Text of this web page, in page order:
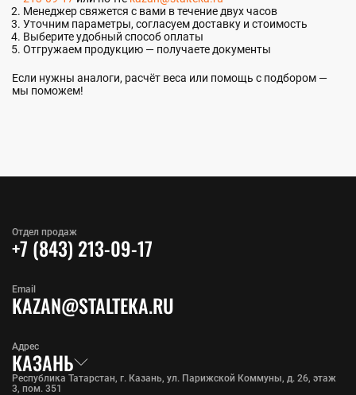
Менеджер свяжется с вами в течение двух часов
Уточним параметры, согласуем доставку и стоимость
Выберите удобный способ оплаты
Отгружаем продукцию — получаете документы
Если нужны аналоги, расчёт веса или помощь с подбором —
мы поможем!
Отдел продаж
+7 (843) 213-09-17
Адрес
КАЗАНЬ
Республика Татарстан, г. Казань, ул. Парижской Коммуны, д. 26, этаж
3, пом. 351
Email
KAZAN@STALTEKA.RU